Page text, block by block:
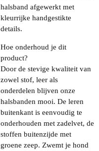
halsband afgewerkt met
kleurrijke handgestikte
details.
Hoe onderhoud je dit
product?
Door de stevige kwaliteit van
zowel stof, leer als
onderdelen blijven onze
halsbanden mooi. De leren
buitenkant is eenvoudig te
onderhouden met zadelvet, de
stoffen buitenzijde met
groene zeep. Zwemt je hond